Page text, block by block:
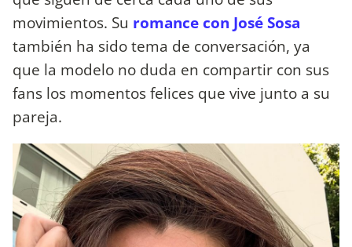
movimientos. Su romance con José Sosa
también ha sido tema de conversación, ya
que la modelo no duda en compartir con sus
fans los momentos felices que vive junto a su
pareja.